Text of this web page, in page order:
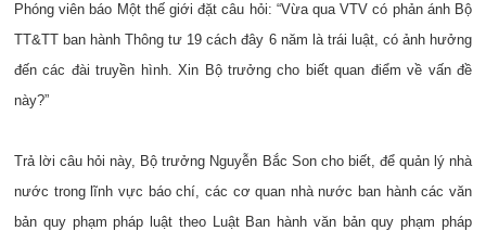
Phóng viên báo Một thế giới đặt câu hỏi: “Vừa qua VTV có phản ánh Bộ
TT&TT ban hành Thông tư 19 cách đây 6 năm là trái luật, có ảnh hưởng
đến các đài truyền hình. Xin Bộ trưởng cho biết quan điểm về vấn đề
này?”
Trả lời câu hỏi này, Bộ trưởng Nguyễn Bắc Son cho biết, để quản lý nhà
nước trong lĩnh vực báo chí, các cơ quan nhà nước ban hành các văn
bản quy phạm pháp luật theo Luật Ban hành văn bản quy phạm pháp